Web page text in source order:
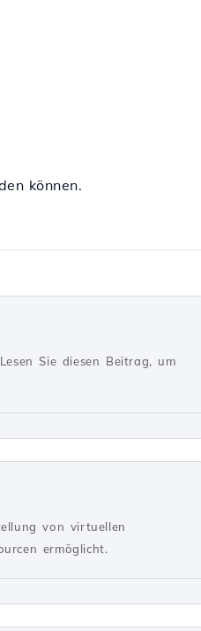
können.
Sie diesen Beitrag, um
von virtuellen
ermöglicht.